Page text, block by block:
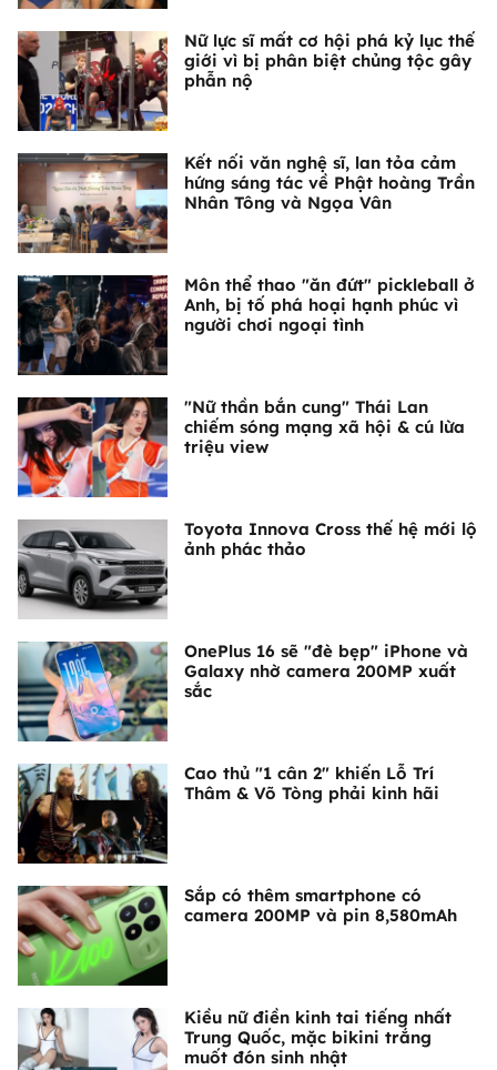
Nữ lực sĩ mất cơ hội phá kỷ lục thế
giới vì bị phân biệt chủng tộc gây
phẫn nộ
Kết nối văn nghệ sĩ, lan tỏa cảm
hứng sáng tác về Phật hoàng Trần
Nhân Tông và Ngọa Vân
Môn thể thao "ăn đứt" pickleball ở
Anh, bị tố phá hoại hạnh phúc vì
người chơi ngoại tình
"Nữ thần bắn cung" Thái Lan
chiếm sóng mạng xã hội & cú lừa
triệu view
Toyota Innova Cross thế hệ mới lộ
ảnh phác thảo
OnePlus 16 sẽ "đè bẹp" iPhone và
Galaxy nhờ camera 200MP xuất
sắc
Cao thủ "1 cân 2" khiến Lỗ Trí
Thâm & Võ Tòng phải kinh hãi
Sắp có thêm smartphone có
camera 200MP và pin 8,580mAh
Kiều nữ điền kinh tai tiếng nhất
Trung Quốc, mặc bikini trắng
muốt đón sinh nhật